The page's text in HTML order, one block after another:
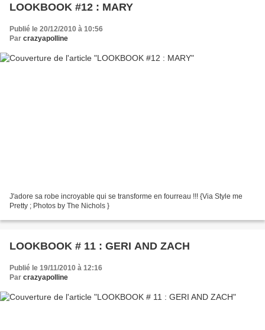
LOOKBOOK #12 : MARY
Publié le 20/12/2010 à 10:56
Par crazyapolline
J'adore sa robe incroyable qui se transforme en fourreau !!! {Via Style me
Pretty ; Photos by The Nichols }
LOOKBOOK # 11 : GERI AND ZACH
Publié le 19/11/2010 à 12:16
Par crazyapolline